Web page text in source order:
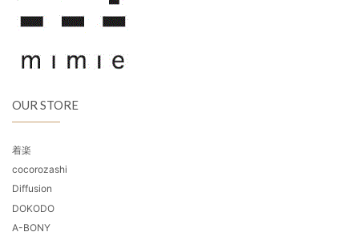
OUR STORE
着楽
cocorozashi
Diffusion
DOKODO
A-BONY